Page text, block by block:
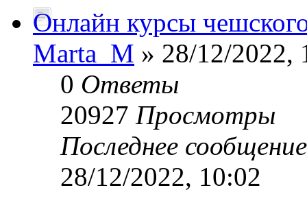
Онлайн курсы
Marta_M » 28/12/2022,
0 Ответы
20927 Просмотры
Последнее
28/12/2022, 10:02